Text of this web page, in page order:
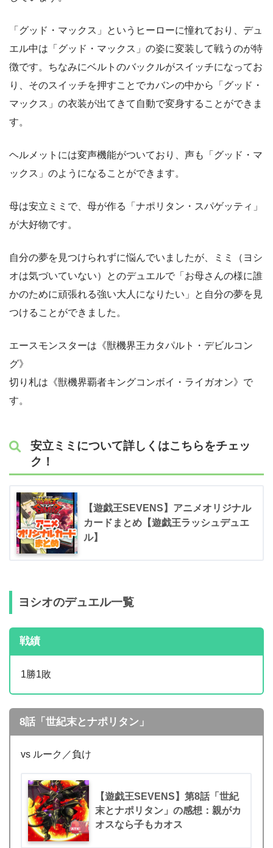
「グッド・マックス」というヒーローに憧れており、デュ
エル中は「グッド・マックス」の姿に変装して戦うのが特
徴です。ちなみにベルトのバックルがスイッチになってお
り、そのスイッチを押すことでカバンの中から「グッド・
マックス」の衣装が出てきて自動で変身することができま
す。
ヘルメットには変声機能がついており、声も「グッド・マ
ックス」のようになることができます。
母は安立ミミで、母が作る「ナポリタン・スパゲッティ」
が大好物です。
自分の夢を見つけられずに悩んでいましたが、ミミ（ヨシ
オは気づいていない）とのデュエルで「お母さんの様に誰
かのために頑張れる強い大人になりたい」と自分の夢を見
つけることができました。
エースモンスターは《獣機界王カタパルト・デビルコン
グ》
切り札は《獣機界覇者キングコンボイ・ライガオン》で
す。
安立ミミについて詳しくはこちらをチェッ
ク！
【遊戯王SEVENS】アニメオリジナル
カードまとめ【遊戯王ラッシュデュエ
ル】
ヨシオのデュエル一覧
戦績
1勝1敗
8話「世紀末とナポリタン」
vs ルーク／負け
【遊戯王SEVENS】第8話「世紀
末とナポリタン」の感想：親がカ
オスなら子もカオス